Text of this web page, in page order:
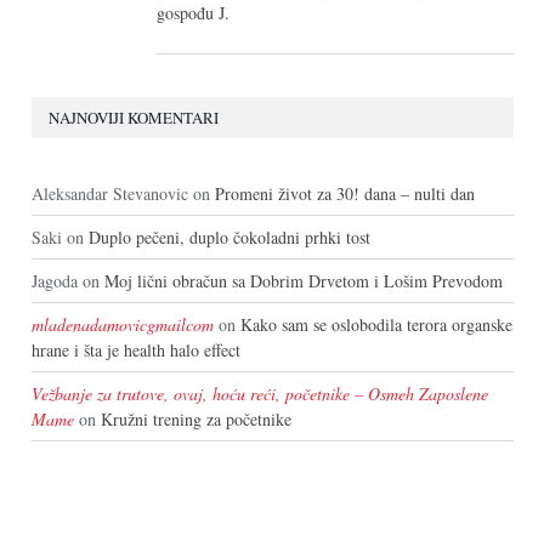
gospođu J.
NAJNOVIJI KOMENTARI
Aleksandar Stevanovic on Promeni život za 30! dana – nulti dan
Saki on Duplo pečeni, duplo čokoladni prhki tost
Jagoda on Moj lični obračun sa Dobrim Drvetom i Lošim Prevodom
mladenadamovicgmailcom on Kako sam se oslobodila terora organske
hrane i šta je health halo effect
Vežbanje za trutove, ovaj, hoću reći, početnike – Osmeh Zaposlene
Mame on Kružni trening za početnike